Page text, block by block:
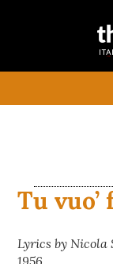
Tu vuo’
Lyrics by Nicola
1956.